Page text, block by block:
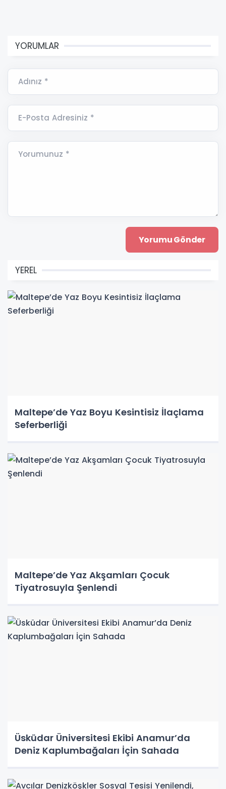
YORUMLAR
Adınız *
E-Posta Adresiniz *
Yorumunuz *
YEREL
Maltepe’de Yaz Boyu Kesintisiz İlaçlama
Seferberliği
Maltepe’de Yaz Akşamları Çocuk
Tiyatrosuyla Şenlendi
Üsküdar Üniversitesi Ekibi Anamur’da
Deniz Kaplumbağaları İçin Sahada